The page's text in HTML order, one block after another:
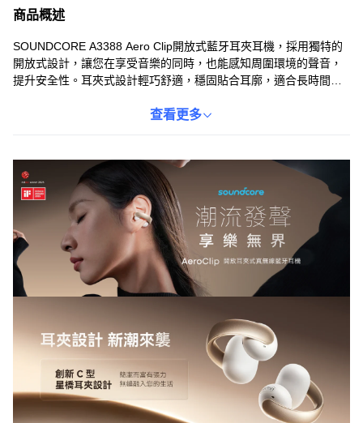
商品概述
SOUNDCORE A3388 Aero Clip開放式藍牙耳夾耳機，採用獨特的
開放式設計，讓您在享受音樂的同時，也能感知周圍環境的聲音，
提升安全性。耳夾式設計輕巧舒適，穩固貼合耳廓，適合長時間佩
12mm驅動單元帶來清晰飽滿的音質，IPX4防水等級讓您在運動時
查看更多